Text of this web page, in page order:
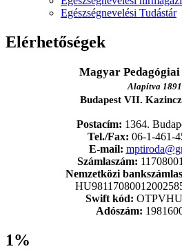
Egészségnevelési Tudástár
Elérhetőségek
Magyar Pedagógiai
Alapítva 1891
Budapest VII.
Postacím: 1364.
Tel./Fax: 06-1-461-
E-mail:
Számlaszám:
Nemzetközi
Swift kód:
Adószám:
1%